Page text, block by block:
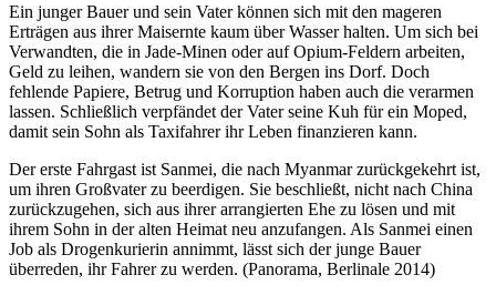
Ein junger Bauer und sein Vater können sich mit den mageren
Erträgen aus ihrer Maisernte kaum über Wasser halten. Um sich bei
Verwandten, die in Jade-Minen oder auf Opium-Feldern arbeiten,
Geld zu leihen, wandern sie von den Bergen ins Dorf. Doch
fehlende Papiere, Betrug und Korruption haben auch die verarmen
lassen. Schließlich verpfändet der Vater seine Kuh für ein Moped,
damit sein Sohn als Taxifahrer ihr Leben finanzieren kann.
Der erste Fahrgast ist Sanmei, die nach Myanmar zurückgekehrt ist,
um ihren Großvater zu beerdigen. Sie beschließt, nicht nach China
zurückzugehen, sich aus ihrer arrangierten Ehe zu lösen und mit
ihrem Sohn in der alten Heimat neu anzufangen. Als Sanmei einen
Job als Drogenkurierin annimmt, lässt sich der junge Bauer
überreden, ihr Fahrer zu werden. (Panorama, Berlinale 2014)